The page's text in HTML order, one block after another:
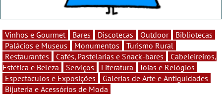
Vinhos e Gourmet Bares Discotecas Outdoor
Bibliotecas
Palácios e Museus
Monumentos
Turismo Rural
Restaurantes
Cafés, Pastelarias e Snack-bares
Cabeleireiros,
Estética e Beleza
Serviços Literatura
Jóias e Relógios
Espectáculos e Exposições
Galerias de Arte e Antiguidades
Bijuteria e Acessórios de Moda